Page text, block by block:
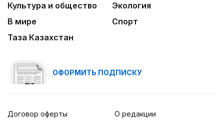
Культура и общество
Экология
В мире
Спорт
Таза Казахстан
ОФОРМИТЬ ПОДПИСКУ
Договор оферты
О редакции